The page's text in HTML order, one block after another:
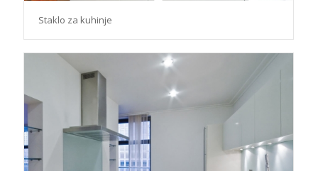
Staklo za kuhinje